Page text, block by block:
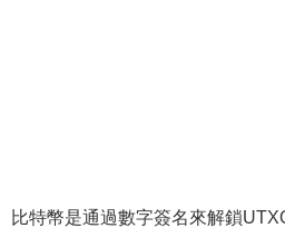
比特幣是通過數字簽名來解鎖